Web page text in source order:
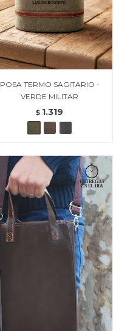
POSA TERMO SAGITARIO -
VERDE MILITAR
$ 1.319